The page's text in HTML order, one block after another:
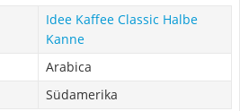
Idee Kaffee Classic Halbe
Kanne
Arabica
Südamerika